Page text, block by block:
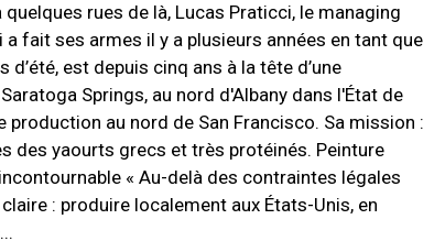
rues de là, Lucas Praticci, le managing
fait ses armes il y a plusieurs années en tant que
est depuis cinq ans à la tête d’une
Springs, au nord d'Albany dans l'État de
production au nord de San Francisco. Sa mission :
des yaourts grecs et très protéinés. Peinture
« Au-delà des contraintes légales
: produire localement aux États-Unis, en